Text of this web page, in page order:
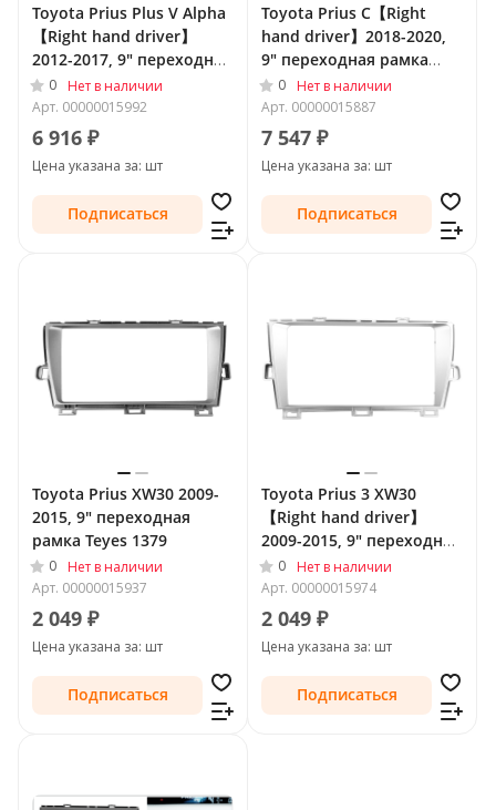
Toyota Prius Plus V Alpha
【Right hand driver】
2012-2017, 9" переходная
рамка Teyes 2040
0
Нет в наличии
Арт. 00000015992
6 916 ₽
Цена указана за: шт
Подписаться
Toyota Prius C【Right
hand driver】2018-2020,
9" переходная рамка
Teyes 2339
0
Нет в наличии
Арт. 00000015887
7 547 ₽
Цена указана за: шт
Подписаться
Toyota Prius XW30 2009-
2015, 9" переходная
рамка Teyes 1379
0
Нет в наличии
Арт. 00000015937
2 049 ₽
Цена указана за: шт
Подписаться
Toyota Prius 3 XW30
【Right hand driver】
2009-2015, 9" переходная
рамка Teyes 1734
0
Нет в наличии
Арт. 00000015974
2 049 ₽
Цена указана за: шт
Подписаться